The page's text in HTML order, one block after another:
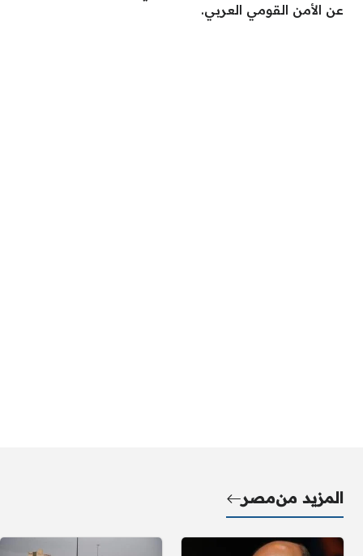
عن الأمن القومي العربي.
المزيد منمصر